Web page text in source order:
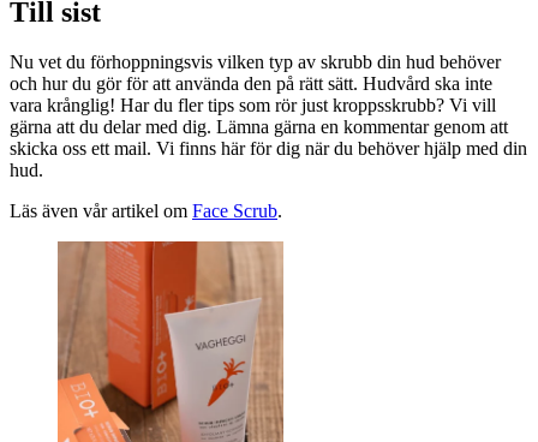
Till sist
Nu vet du förhoppningsvis vilken typ av skrubb din hud behöver
och hur du gör för att använda den på rätt sätt. Hudvård ska inte
vara krånglig! Har du fler tips som rör just kroppsskrubb? Vi vill
gärna att du delar med dig. Lämna gärna en kommentar genom att
skicka oss ett mail. Vi finns här för dig när du behöver hjälp med din
hud.
Läs även vår artikel om Face Scrub.